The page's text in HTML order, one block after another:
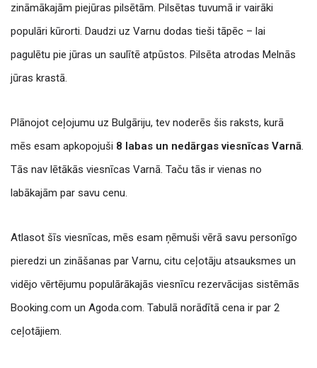
zināmākajām piejūras pilsētām. Pilsētas tuvumā ir vairāki
populāri kūrorti. Daudzi uz Varnu dodas tieši tāpēc – lai
pagulētu pie jūras un saulītē atpūstos. Pilsēta atrodas Melnās
jūras krastā.
Plānojot ceļojumu uz Bulgāriju, tev noderēs šis raksts, kurā
mēs esam apkopojuši 8 labas un nedārgas viesnīcas Varnā.
Tās nav lētākās viesnīcas Varnā. Taču tās ir vienas no
labākajām par savu cenu.
Atlasot šīs viesnīcas, mēs esam ņēmuši vērā savu personīgo
pieredzi un zināšanas par Varnu, citu ceļotāju atsauksmes un
vidējo vērtējumu populārākajās viesnīcu rezervācijas sistēmās
Booking.com un Agoda.com. Tabulā norādītā cena ir par 2
ceļotājiem.